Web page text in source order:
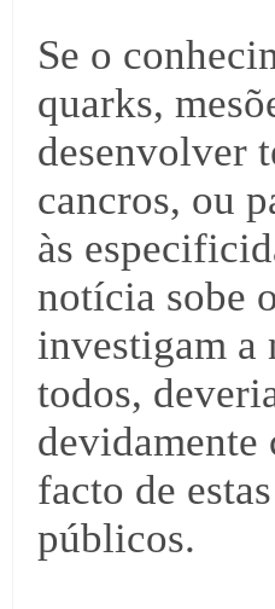
Se o
quarks,
desenvolver
cancros, ou
às
notícia sobe
investigam a
todos,
devidamente
facto de
públicos.